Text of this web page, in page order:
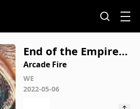
End of the Empire I-
III
Arcade Fire
WE
2022-05-06